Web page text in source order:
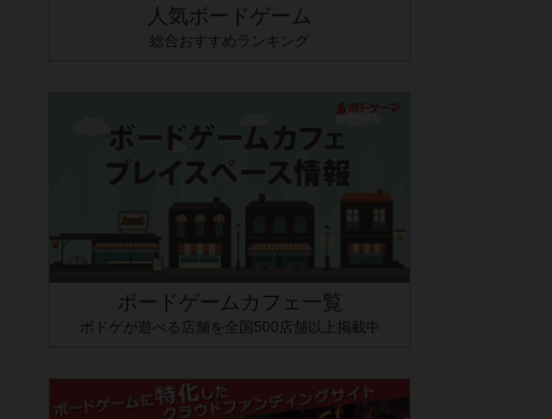
人気ボードゲーム
総合おすすめランキング
ボードゲームカフェ一覧
ボドゲが遊べる店舗を全国500店舗以上掲載中